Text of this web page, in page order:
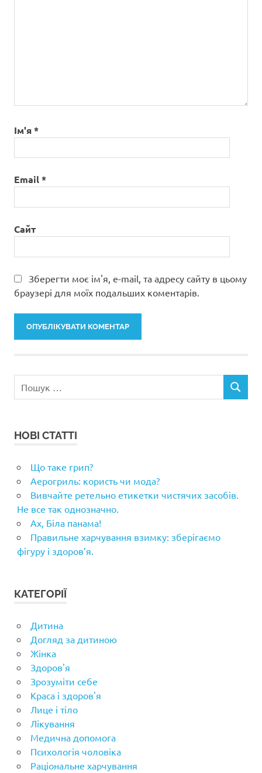
Ім'я*
Email*
Сайт
Зберегти моє ім'я, e-mail, та адресу сайту в цьому
браузері для моїх подальших коментарів.
ПОШУК
НОВІ СТАТТІ
Що таке грип?
Аерогриль: користь чи мода?
Вивчайте ретельно етикетки чистячих засобів.
Не все так однозначно.
Ах, Біла панама!
Правильне харчування взимку: зберігаємо
фігуру і здоров’я.
КАТЕГОРІЇ
Дитина
Догляд за дитиною
Жінка
Здоров'я
Зрозуміти себе
Краса і здоров'я
Лице і тіло
Лікування
Медична допомога
Психологія чоловіка
Раціональне харчування